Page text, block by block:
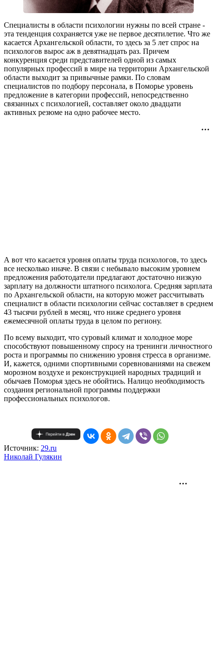
Специалисты в области психологии нужны по всей стране -
эта тенденция сохраняется уже не первое десятилетие. Что же
касается Архангельской области, то здесь за 5 лет спрос на
психологов вырос аж в девятнадцать раз. Причем
конкуренция среди представителей одной из самых
популярных профессий в мире на территории Архангельской
области выходит за привычные рамки. По словам
специалистов по подбору персонала, в Поморье уровень
предложение в категории профессий, непосредственно
связанных с психологией, составляет около двадцати
активных резюме на одно рабочее место.
А вот что касается уровня оплаты труда психологов, то здесь
все несколько иначе. В связи с небывало высоким уровнем
предложения работодатели предлагают достаточно низкую
зарплату на должности штатного психолога. Средняя зарплата
по Архангельской области, на которую может рассчитывать
специалист в области психологии сейчас составляет в среднем
43 тысячи рублей в месяц, что ниже среднего уровня
ежемесячной оплаты труда в целом по региону.
По всему выходит, что суровый климат и холодное море
способствуют повышенному спросу на тренинги личностного
роста и программы по снижению уровня стресса в организме.
И, кажется, одними спортивными соревнованиями на свежем
морозном воздухе и реконструкцией народных традиций и
обычаев Поморья здесь не обойтись. Налицо необходимость
создания региональной программы поддержки
профессиональных психологов.
Источник: 29.ru
Николай Гулякин